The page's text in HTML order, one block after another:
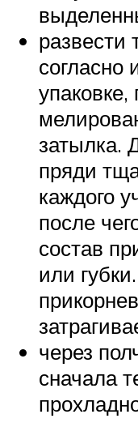
развести
согласно
упаковке,
затылка.
пряди
каждого
после
состав
или
через
сначала